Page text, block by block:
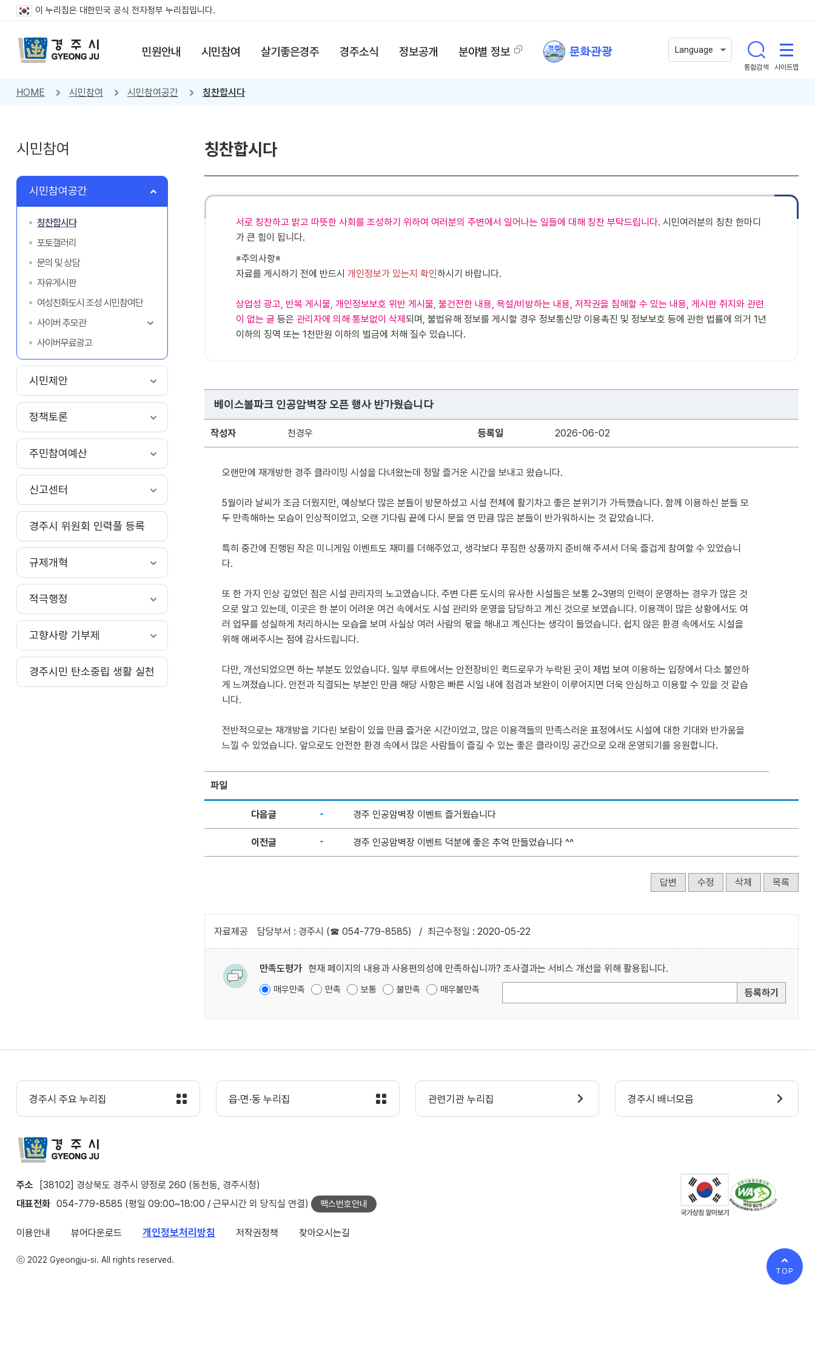
이 누리집은 대한민국 공식 전자정부 누리집입니다.
민원안내 시민참여 살기좋은경주 경주소식 정보공개 분야별 정보 문화관광 Language
통합검색 사이트맵
HOME 시민참여 시민참여공간 칭찬합시다
시민참여
시민참여공간
칭찬합시다
포토갤러리
문의 및 상담
자유게시판
여성친화도시 조성 시민참여단
사이버 추모관
사이버무료광고
시민제안
정책토론
주민참여예산
신고센터
경주시 위원회 인력풀 등록
규제개혁
적극행정
고향사랑 기부제
경주시민 탄소중립 생활 실천
칭찬합시다
서로 칭찬하고 밝고 따뜻한 사회를 조성하기 위하여 여러분의 주변에서 일어나는 일들에 대해 칭찬 부탁드립니다. 시민여러분의 칭찬 한마디
가 큰 힘이 됩니다.
※주의사항※
자료를 게시하기 전에 반드시 개인정보가 있는지 확인하시기 바랍니다.
상업성 광고, 반복 게시물, 개인정보보호 위반 게시물, 불건전한 내용, 욕설/비방하는 내용, 저작권을 침해할 수 있는 내용, 게시판 취지와 관련
이 없는 글 등은 관리자에 의해 통보없이 삭제되며, 불법유해 정보를 게시할 경우 정보통신망 이용촉진 및 정보보호 등에 관한 법률에 의거 1년
이하의 징역 또는 1천만원 이하의 벌금에 처해 질수 있습니다.
베이스볼파크 인공암벽장 오픈 행사 반가웠습니다
작성자 천경우 등록일 2026-06-02
오랜만에 재개방한 경주 클라이밍 시설을 다녀왔는데 정말 즐거운 시간을 보내고 왔습니다.
5월이라 날씨가 조금 더웠지만, 예상보다 많은 분들이 방문하셨고 시설 전체에 활기차고 좋은 분위기가 가득했습니다. 함께 이용하신 분들 모
두 만족해하는 모습이 인상적이었고, 오랜 기다림 끝에 다시 문을 연 만큼 많은 분들이 반가워하시는 것 같았습니다.
특히 중간에 진행된 작은 미니게임 이벤트도 재미를 더해주었고, 생각보다 푸짐한 상품까지 준비해 주셔서 더욱 즐겁게 참여할 수 있었습니
다.
또 한 가지 인상 깊었던 점은 시설 관리자의 노고였습니다. 주변 다른 도시의 유사한 시설들은 보통 2~3명의 인력이 운영하는 경우가 많은 것
으로 알고 있는데, 이곳은 한 분이 어려운 여건 속에서도 시설 관리와 운영을 담당하고 계신 것으로 보였습니다. 이용객이 많은 상황에서도 여
러 업무를 성실하게 처리하시는 모습을 보며 사실상 여러 사람의 몫을 해내고 계신다는 생각이 들었습니다. 쉽지 않은 환경 속에서도 시설을
위해 애써주시는 점에 감사드립니다.
다만, 개선되었으면 하는 부분도 있었습니다. 일부 루트에서는 안전장비인 퀵드로우가 누락된 곳이 제법 보여 이용하는 입장에서 다소 불안하
게 느껴졌습니다. 안전과 직결되는 부분인 만큼 해당 사항은 빠른 시일 내에 점검과 보완이 이루어지면 더욱 안심하고 이용할 수 있을 것 같습
니다.
전반적으로는 재개방을 기다린 보람이 있을 만큼 즐거운 시간이었고, 많은 이용객들의 만족스러운 표정에서도 시설에 대한 기대와 반가움을
느낄 수 있었습니다. 앞으로도 안전한 환경 속에서 많은 사람들이 즐길 수 있는 좋은 클라이밍 공간으로 오래 운영되기를 응원합니다.
파일
다음글 경주 인공암벽장 이벤트 즐거웠습니다
이전글 경주 인공암벽장 이벤트 덕분에 좋은 추억 만들었습니다 ^^
답변 수정 삭제 목록
자료제공 담당부서 : 경주시 (☎ 054-779-8585) / 최근수정일 : 2020-05-22
만족도평가 현재 페이지의 내용과 사용편의성에 만족하십니까? 조사결과는 서비스 개선을 위해 활용됩니다.
매우만족 만족 보통 불만족 매우불만족 등록하기
경주시 주요 누리집 읍·면·동 누리집 관련기관 누리집 경주시 배너모음
주소
[38102] 경상북도 경주시 양정로 260 (동천동, 경주시청)
대표전화 054-779-8585 (평일 09:00~18:00 / 근무시간 외 당직실 연결) 팩스번호안내
이용안내 뷰어다운로드 개인정보처리방침 저작권정책 찾아오시는길
ⓒ 2022 Gyeongju-si. All rights reserved.
TOP